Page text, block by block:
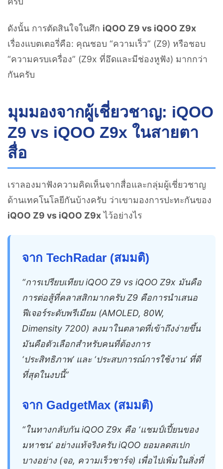
ดังนั้น การตัดสินใจในศึก iQOO Z9 vs iQOO Z9x
เรื่องแบตเตอรี่คือ: คุณชอบ “ความเร็ว” (Z9) หรือชอบ
“ความครบเครื่อง” (Z9x ที่อึดและมีช่องหูฟัง) มากกว่า
กันครับ
มุมมองจากผู้เชี่ยวชาญ: iQOO
Z9 vs iQOO Z9x ในสายตา
สื่อ
เราลองมาฟังความคิดเห็นจากสื่อและกลุ่มผู้เชี่ยวชาญ
ด้านเทคโนโลยีกันบ้างครับ ว่าเขามองการปะทะกันของ
iQOO Z9 vs iQOO Z9xไว้อย่างไร
จาก TechRadar (สมมติ)
“การเปรียบเทียบ iQOO Z9 vs iQOO Z9x มันคือ
การต่อสู้ที่คลาสสิกมากครับ Z9 คือการนำเสนอ
ฟีเจอร์ระดับพรีเมียม (AMOLED, 80W,
Dimensity 7200) ลงมาในตลาดที่เข้าถึงง่ายขึ้น
มันคือตัวเลือกสำหรับคนที่ต้องการ
‘ประสิทธิภาพ’ และ ‘ประสบการณ์การใช้งาน’ ที่ดี
ที่สุดในงบนี้”
จาก GadgetMax (สมมติ)
“ในทางกลับกัน iQOO Z9x คือ ‘แชมป์เปี้ยนของ
มหาชน’ อย่างแท้จริงครับ iQOO ยอมลดสเปก
บางอย่าง (จอ, ความเร็วชาร์จ) เพื่อไปเพิ่มในสิ่งที่